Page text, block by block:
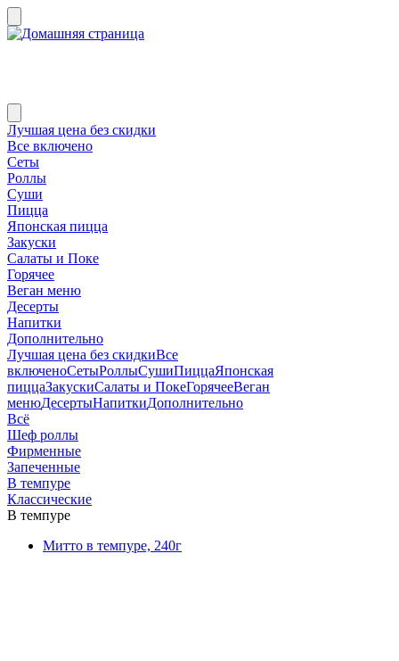
Лучшая цена без скидки
Все включено
Сеты
Роллы
Суши
Пицца
Японская пицца
Закуски
Салаты и Поке
Горячее
Веган меню
Десерты
Напитки
Дополнительно
Лучшая цена без скидкиВсе
включеноСетыРоллыСушиПиццаЯпонская
пиццаЗакускиСалаты и ПокеГорячееВеган
менюДесертыНапиткиДополнительно
Всё
Шеф роллы
Фирменные
Запеченные
В темпуре
Классические
В темпуре
Митто в темпуре, 240г